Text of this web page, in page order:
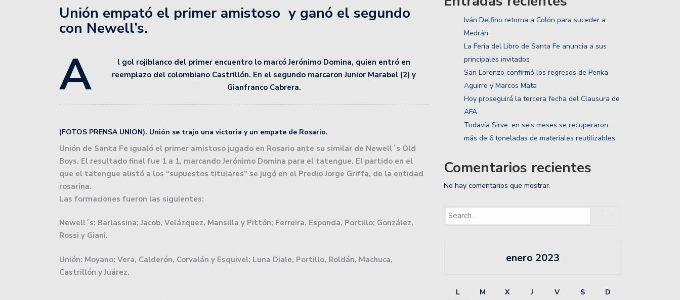
Unión de Santa Fe enfrenta a Talleres de Córdoba por la Copa de la Liga
Como se jugará la 13° fecha de la Copa de la Liga.
Colón superó a Independiente de Santiago en el Otrino y se aseguró la localía
San Lorenzo de Esperanza lidera la zona Norte de Liga Esperancina.
Colón se prepara para medirse con Gimnasia de Mendoza.
Atenas cumplió en San Juan.
Unión empató el primer amistoso y ganó el segundo
con Newell’s.
A
l gol rojiblanco del primer encuentro lo marcó Jerónimo Domina, quien entró en
reemplazo del colombiano Castrillón. En el segundo marcaron Junior Marabel (2) y
Gianfranco Cabrera.
(FOTOS PRENSA UNION). Unión se trajo una victoria y un empate de Rosario.
Unión de Santa Fe igualó el primer amistoso jugado en Rosario ante su similar de Newell´s Old
Boys. El resultado final fue 1 a 1, marcando Jerónimo Domina para el tatengue. El partido en el
que el tatengue alistó a los “supuestos titulares” se jugó en el Predio Jorge Griffa, de la entidad
rosarina.
Las formaciones fueron las siguientes:
Newell´s: Barlassina; Jacob, Velázquez, Mansilla y Pittón; Ferreira, Esponda, Portillo; González,
Rossi y Giani.
Unión: Moyano; Vera, Calderón, Corvalán y Esquivel; Luna Diale, Portillo, Roldán, Machuca,
Castrillón y Juárez.
Iván Delfino retorna a Colón para suceder a
Medrán
La Feria del Libro de Santa Fe anuncia a sus
principales invitados
San Lorenzo confirmó los regresos de Penka
Aguirre y Marcos Mata
Hoy proseguirá la tercera fecha del Clausura de
AFA
Todavía Sirve: en seis meses se recuperaron
más de 6 toneladas de materiales reutilizables
Comentarios recientes
No hay comentarios que mostrar.
enero 2023
L M X J V S
D